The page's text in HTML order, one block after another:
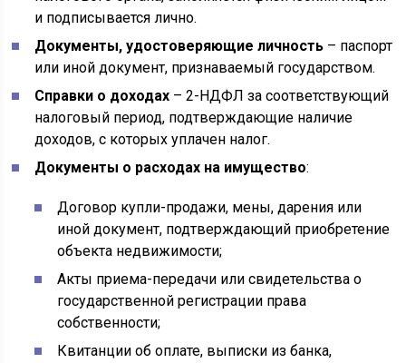
и подписывается лично.
Документы, удостоверяющие личность – паспорт
или иной документ, признаваемый государством.
Справки о доходах – 2-НДФЛ за соответствующий
налоговый период, подтверждающие наличие
доходов, с которых уплачен налог.
Документы о расходах на имущество:
Договор купли-продажи, мены, дарения или
иной документ, подтверждающий приобретение
объекта недвижимости;
Акты приема-передачи или свидетельства о
государственной регистрации права
собственности;
Квитанции об оплате, выписки из банка,